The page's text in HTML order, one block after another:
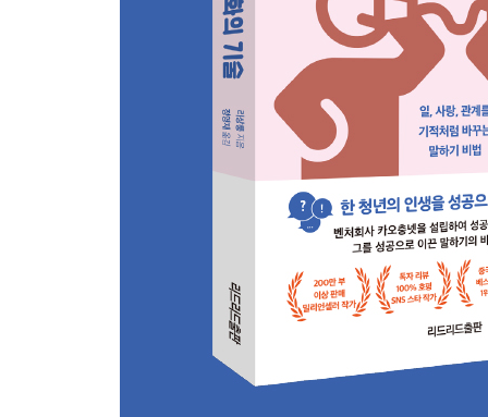
스토리에 기술을 더하라
이야기 창작기법을 알아야 한다
갈등을 풀어주는 말의 비밀
결정적 순간에 대화의 길을 열자